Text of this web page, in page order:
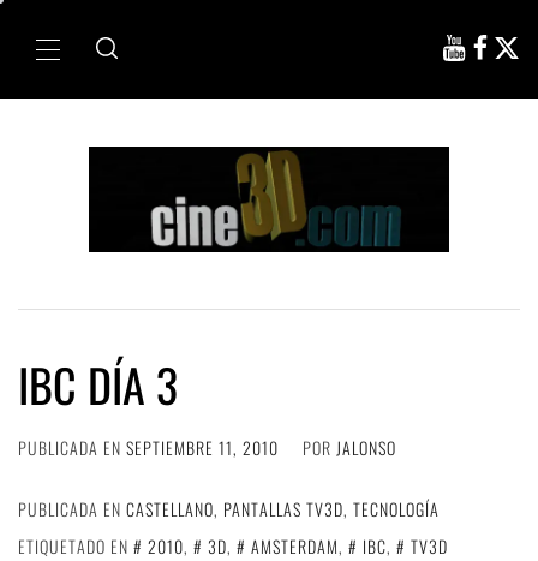
Menú
IBC DÍA 3
PUBLICADA EN SEPTIEMBRE 11, 2010 POR JALONSO
PUBLICADA EN CASTELLANO, PANTALLAS TV3D, TECNOLOGÍA
ETIQUETADO EN
2010, 3D, AMSTERDAM, IBC, TV3D